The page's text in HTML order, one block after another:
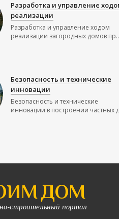
Разработка и управление
реализации
Разработка и управление ходом
реализации загородных домов
Безопасность и технические
инновации
Безопасность и технические
инновации в построении частных
ДОМ
строительный портал